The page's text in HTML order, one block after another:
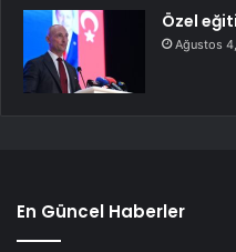
Özel
Ağustos
En Güncel Haberler